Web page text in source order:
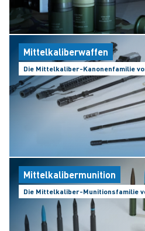
Mittelkaliberwaffen
Die Mittelkaliber-Kanonenfamilie
Mittelkalibermunition
Die Mittelkaliber-Munitionsfamilie